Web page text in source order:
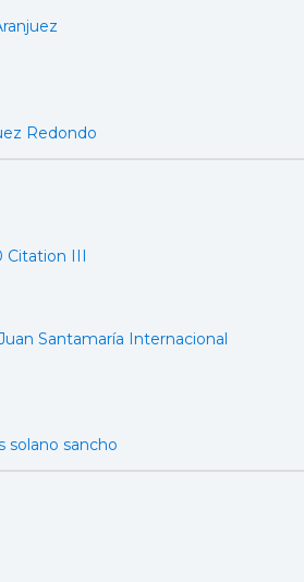
Redondo
Citation III
Santamaría Internacional
solano sancho